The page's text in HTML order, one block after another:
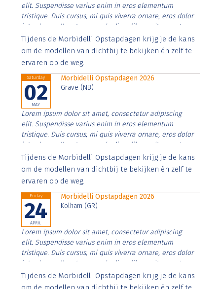
elit. Suspendisse varius enim in eros elementum
tristique. Duis cursus, mi quis viverra ornare, eros dolor
interdum nulla, ut commodo diam libero vitae erat.
Aenean faucibus nibh et justo cursus id rutrum lorem
imperdiet. Nunc ut sem vitae risus tristique posuere.
Tijdens de Morbidelli Opstapdagen krijg je de kans
om de modellen van dichtbij te bekijken én zelf te
ervaren op de weg.
Saturday
02
MAY
Morbidelli Opstapdagen 2026
Grave (NB)
Lorem ipsum dolor sit amet, consectetur adipiscing
elit. Suspendisse varius enim in eros elementum
tristique. Duis cursus, mi quis viverra ornare, eros dolor
interdum nulla, ut commodo diam libero vitae erat.
Aenean faucibus nibh et justo cursus id rutrum lorem
imperdiet. Nunc ut sem vitae risus tristique posuere.
Tijdens de Morbidelli Opstapdagen krijg je de kans
om de modellen van dichtbij te bekijken én zelf te
ervaren op de weg.
Friday
24
APRIL
Morbidelli Opstapdagen 2026
Kolham (GR)
Lorem ipsum dolor sit amet, consectetur adipiscing
elit. Suspendisse varius enim in eros elementum
tristique. Duis cursus, mi quis viverra ornare, eros dolor
interdum nulla, ut commodo diam libero vitae erat.
Aenean faucibus nibh et justo cursus id rutrum lorem
imperdiet. Nunc ut sem vitae risus tristique posuere.
Tijdens de Morbidelli Opstapdagen krijg je de kans